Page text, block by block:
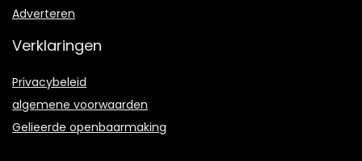
Adverteren
Verklaringen
Privacybeleid
algemene voorwaarden
Gelieerde openbaarmaking